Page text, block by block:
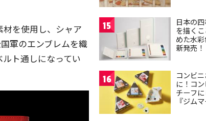
を使用し、シャア
軍のエンブレムを織
ト通しになってい
15
日本の
を描く
めた水
新発売！
16
コンビ
に！コ
チーフ
『ジム